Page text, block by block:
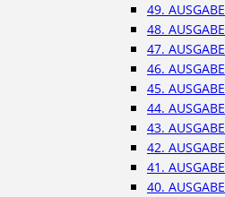
49. AUSGABE
48. AUSGABE
47. AUSGABE
46. AUSGABE
45. AUSGABE
44. AUSGABE
43. AUSGABE
42. AUSGABE
41. AUSGABE
40. AUSGABE